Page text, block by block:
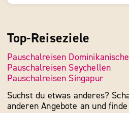
Top-Reiseziele
Pauschalreisen
Pauschalreisen Seychellen
Pauschalreisen Singapur
Suchst du etwas anderes?
anderen Angebote an und